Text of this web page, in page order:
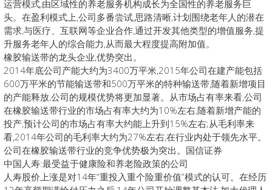
运营模式,由区域性的养老服务机构成长为全国性的养老服务巨
头。在盈利模式上,公司多番尝试,思路清晰,计划围绕老年人的潜在
需求,与医疗、互联网等企业合作,通过开发其他类型的增值服务,提
升服务老年人的综合能力,从而最大程度提高附加值。
橡胶输送带的龙头企业,优势突出。
2014年底公司产能大约为3400万平米,2015年公司在建产能包括
600万平米的节能输送带和500万平米的特种输送带,随着新增项目
的产能释放,公司的规模优势将更加显著。从市场占有率来看,公司
在橡胶输送带行业的市场占有率大约为10%左右,随着新增产能的
投产,预计公司的市场占有率大约能上升到15%左右;从毛利率来
看,2014年公司的毛利率大约为27%左右,在行业内处于领先水平。
公司在橡胶输送带行业的竞争优势极为突出。国信证券
中国人寿:最受益于健康险和养老险政策的公司
人寿股价上涨是对14年“重投入重个险重价值”模式的认可。在经历